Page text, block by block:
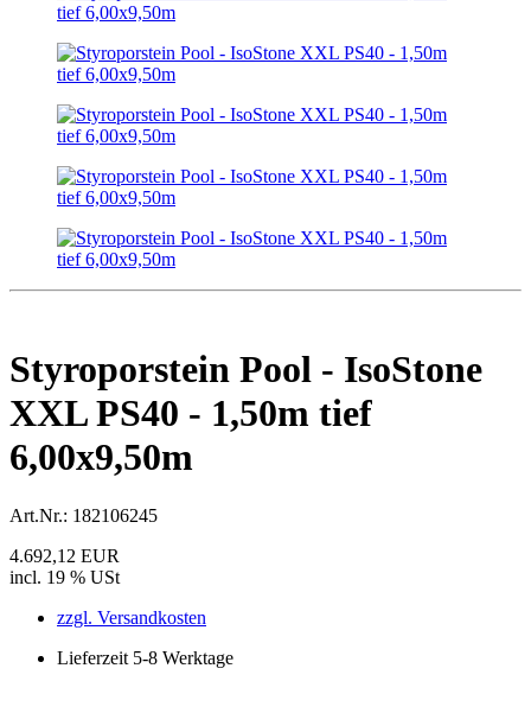
Styroporstein Pool - IsoStone
XXL PS40 - 1,50m tief
6,00x9,50m
Art.Nr.: 182106245
4.692,12 EUR
incl. 19 % USt
zzgl. Versandkosten
Lieferzeit 5-8 Werktage